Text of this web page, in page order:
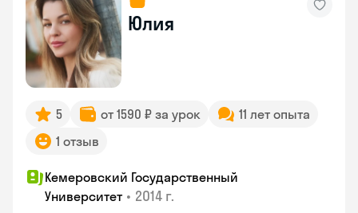
Юлия
5 от 1590 ₽ за урок
11 лет опыта
1 отзыв
Кемеровский Государственный
Университет • 2014 г.